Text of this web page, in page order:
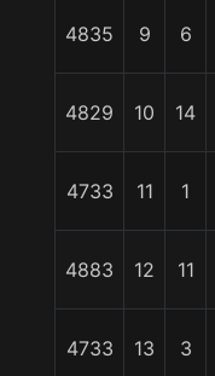
4835 9 6
4829 10 14
4733 11 1
4883 12 11
4733 13 3